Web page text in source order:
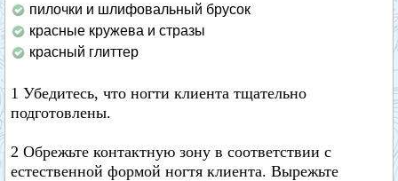
пилочки и шлифовальный брусок
красные кружева и стразы
красный глиттер
1 Убедитесь, что ногти клиента тщательно
подготовлены.
2 Обрежьте контактную зону в соответствии с
естественной формой ногтя клиента. Вырежьте